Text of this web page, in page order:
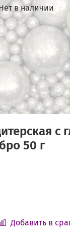
в наличии
с
50 г
Добавить в